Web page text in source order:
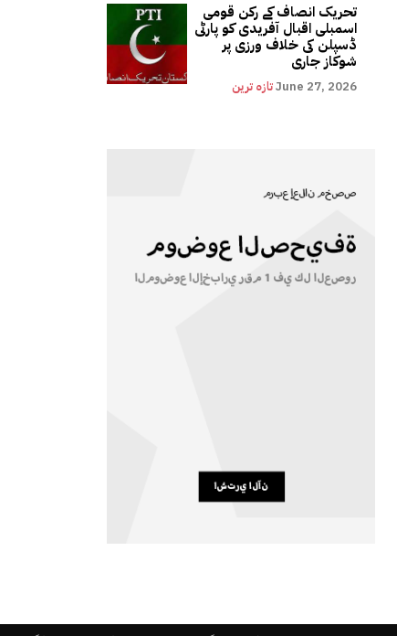
تحریک انصاف کے رکن قومی
اسمبلی اقبال آفریدی کو پارٹی
ڈسپلن کی خلاف ورزی پر
شوکاز جاری
تازہ ترینJune 27, 2026